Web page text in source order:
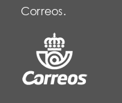
Correos.